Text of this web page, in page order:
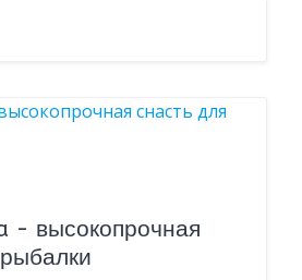
- высокопрочная